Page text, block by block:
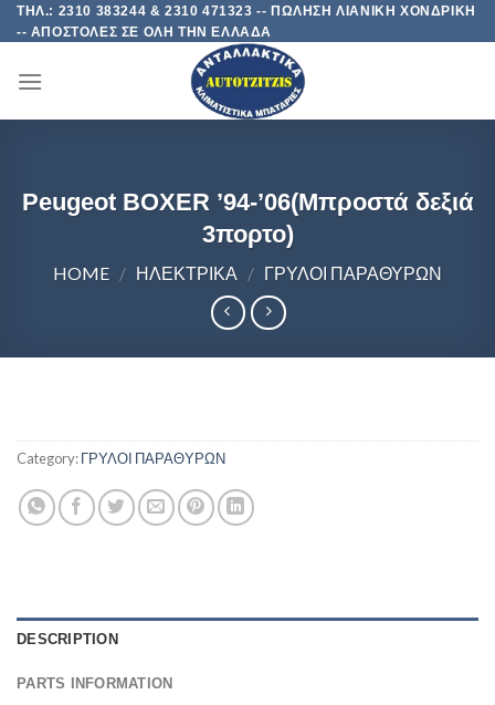
Skip
to
ΤΗΛ.: 2310 383244 & 2310 471323 -- ΠΩΛΗΣΗ ΛΙΑΝΙΚΗ ΧΟΝΔΡΙΚΗ
-- ΑΠΟΣΤΟΛΕΣ ΣΕ ΟΛΗ ΤΗΝ ΕΛΛΑΔΑ
Peugeot BOXER ’94-’06(Μπροστά δεξιά
3πορτο)
HOME / ΗΛΕΚΤΡΙΚΑ / ΓΡΥΛΟΙ ΠΑΡΑΘΥΡΩΝ
Category:ΓΡΥΛΟΙ ΠΑΡΑΘΥΡΩΝ
DESCRIPTION
PARTS INFORMATION